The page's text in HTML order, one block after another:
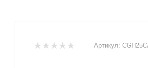
Артикул: